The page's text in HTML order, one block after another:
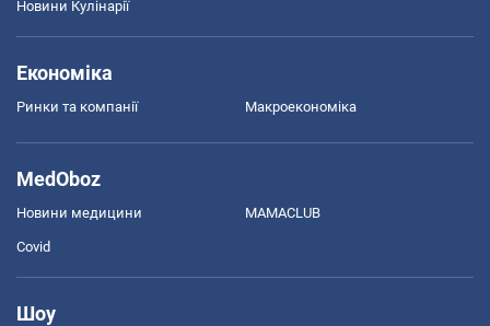
Новини Кулінарії
Економіка
Ринки та компанії Макроекономіка
MedOboz
Новини медицини MAMACLUB
Covid
Шоу